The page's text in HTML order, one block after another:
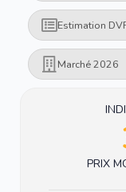
Estimation
Marché 2026
PRIX